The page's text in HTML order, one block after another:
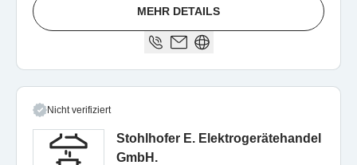
MEHR DETAILS
Nicht verifiziert
Stohlhofer E. Elektrogerätehandel
GmbH.